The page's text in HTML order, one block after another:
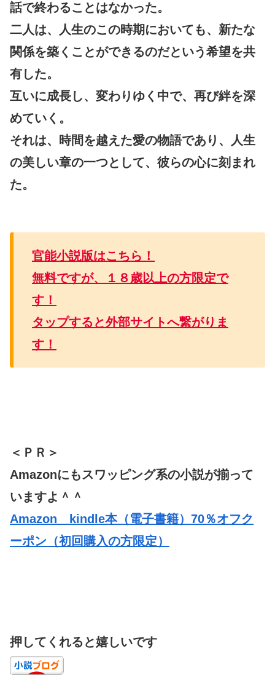
話で終わることはなかった。
二人は、人生のこの時期においても、新たな
関係を築くことができるのだという希望を共
有した。
互いに成長し、変わりゆく中で、再び絆を深
めていく。
それは、時間を越えた愛の物語であり、人生
の美しい章の一つとして、彼らの心に刻まれ
た。
官能小説版はこちら！
無料ですが、１８歳以上の方限定で
す！
タップすると外部サイトへ繋がりま
す！
＜ＰＲ＞
Amazonにもスワッピング系の小説が揃って
いますよ＾＾
Amazon kindle本（電子書籍）70％オフク
ーポン（初回購入の方限定）
押してくれると嬉しいです